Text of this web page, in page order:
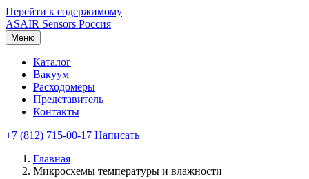
Перейти к содержимому
ASAIR Sensors Россия
Меню
Каталог
Вакуум
Расходомеры
Представитель
Контакты
+7 (812) 715-00-17 Написать
Главная
Микросхемы температуры и влажности